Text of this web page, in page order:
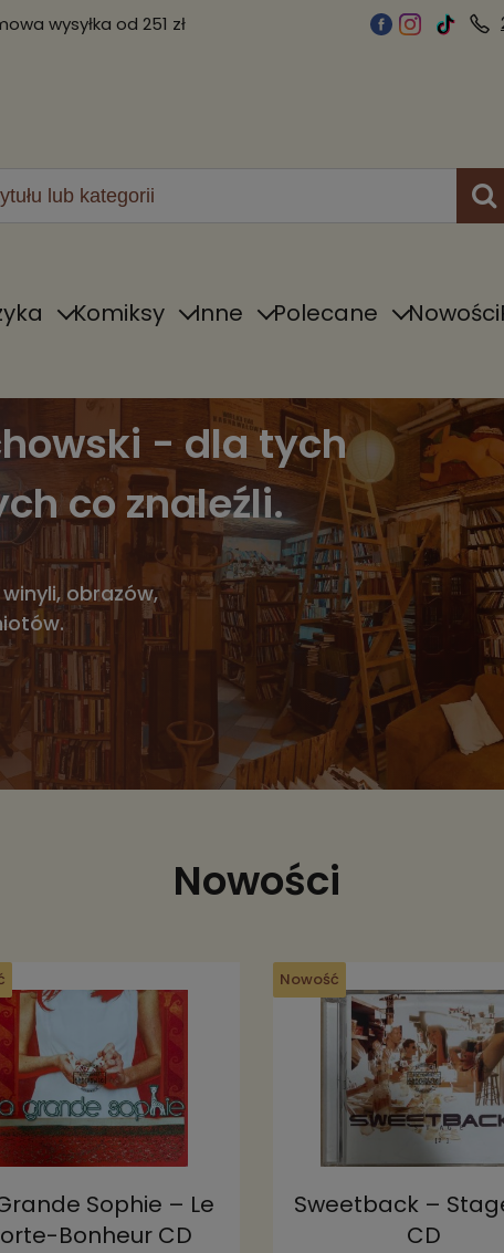
wysyłka od 251 zł
Komiksy Inne Polecane Nowości
- dla tych
co znaleźli.
obrazów,
Nowości
Sophie – Le
Bonheur CD
Nowość
Sweetback –
CD